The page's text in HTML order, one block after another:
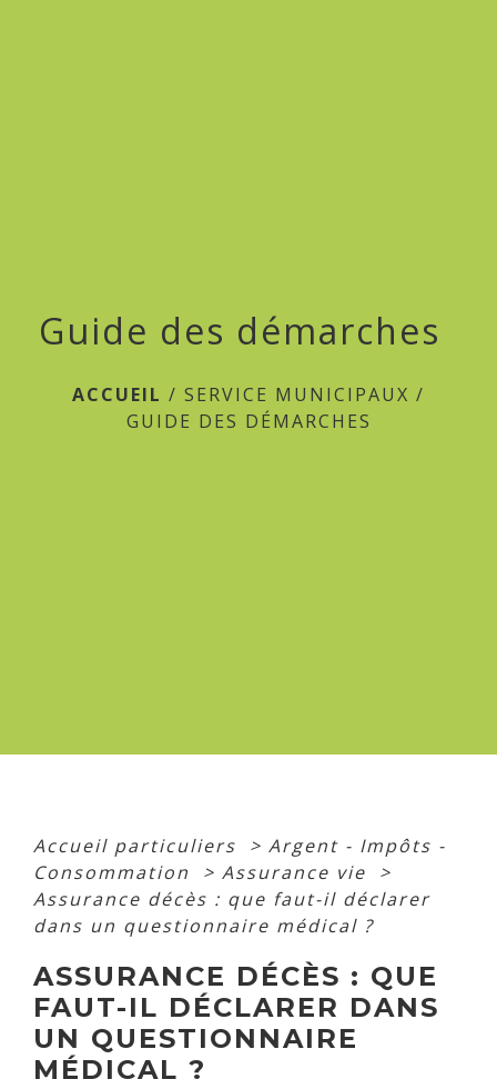
Guide des démarches
ACCUEIL / SERVICE MUNICIPAUX /
GUIDE DES DÉMARCHES
Accueil particuliers > Argent - Impôts -
Consommation
> Assurance vie
>
Assurance décès : que faut-il déclarer
dans un questionnaire médical ?
ASSURANCE DÉCÈS : QUE
FAUT-IL DÉCLARER DANS
UN QUESTIONNAIRE
MÉDICAL ?